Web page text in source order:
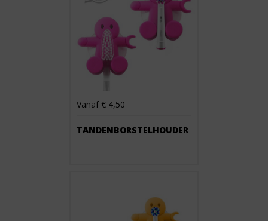
Vanaf € 4,50
TANDENBORSTELHOUDER